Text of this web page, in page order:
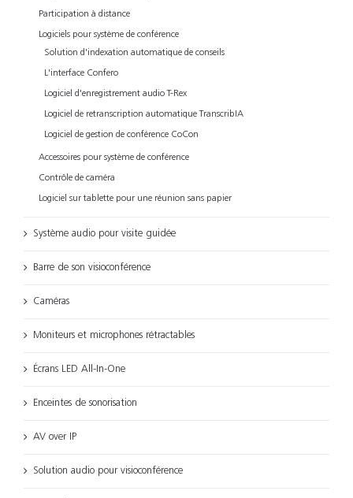
Participation à distance
Logiciels pour système de conférence
Solution d'indexation automatique de conseils
L'interface Confero
Logiciel d'enregistrement audio T-Rex
Logiciel de retranscription automatique TranscribIA
Logiciel de gestion de conférence CoCon
Accessoires pour système de conférence
Contrôle de caméra
Logiciel sur tablette pour une réunion sans papier
Système audio pour visite guidée
Barre de son visioconférence
Caméras
Moniteurs et microphones rétractables
Écrans LED All-In-One
Enceintes de sonorisation
AV over IP
Solution audio pour visioconférence